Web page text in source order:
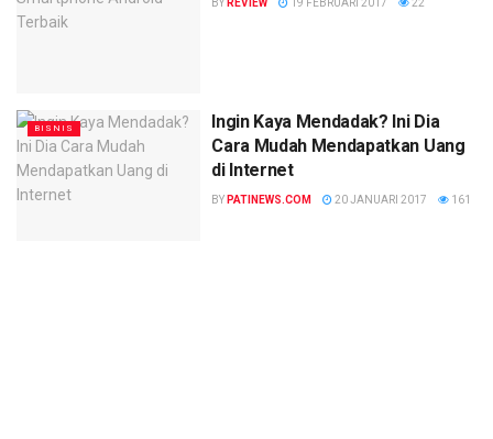
BY REVIEW 19 FEBRUARI 2017 22
BISNIS
Ingin Kaya Mendadak? Ini Dia
Cara Mudah Mendapatkan Uang
di Internet
BY PATINEWS.COM 20 JANUARI 2017 161